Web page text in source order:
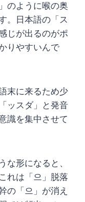
のように喉の奥
。日本語の「ス
じが出るのがポ
りやすいんで
末に来るため少
ッスダ」と発音
識を集中させて
な形になると、
れは「으」脱落
の「으」が消え